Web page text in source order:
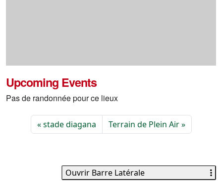
Upcoming Events
Pas de randonnée pour ce lieux
stade diagana Terrain de Plein Air
Ouvrir Barre Latérale